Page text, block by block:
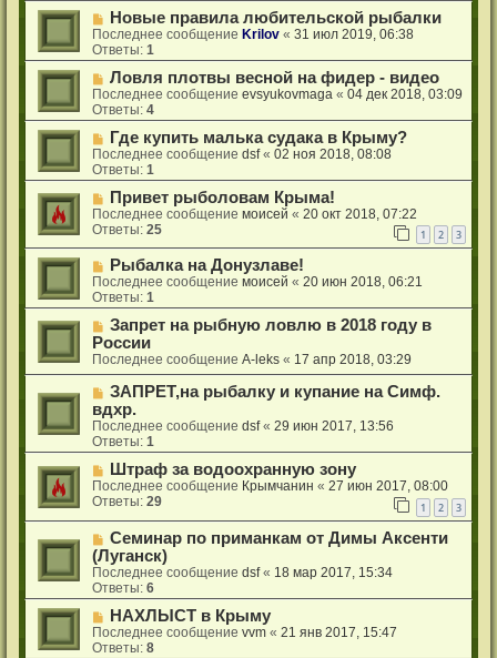
Новые правила любительской рыбалки
Последнее сообщениеKrilov «31 июл 2019, 06:38
Ответы:1
Ловля плотвы весной на фидер - видео
Последнее сообщениеevsyukovmaga «04 дек 2018, 03:09
Ответы:4
Где купить малька судака в Крыму?
Последнее сообщениеdsf«02 ноя 2018, 08:08
Ответы:1
Привет рыболовам Крыма!
Последнее сообщениемоисей «20 окт 2018, 07:22
Ответы:25 1 2 3
Рыбалка на Донузлаве!
Последнее сообщениемоисей «20 июн 2018, 06:21
Ответы:1
Запрет на рыбную ловлю в 2018 году в
России
Последнее сообщениеA-leks « 17 апр 2018, 03:29
ЗАПРЕТ,на рыбалку и купание на Симф.
вдхр.
Последнее сообщениеdsf«29 июн 2017, 13:56
Ответы:1
Штраф за водоохранную зону
Последнее сообщение Крымчанин «27 июн 2017, 08:00
Ответы:29 1 2 3
Семинар по приманкам от Димы Аксенти
(Луганск)
Последнее сообщениеdsf« 18 мар 2017, 15:34
Ответы:6
НАХЛЫСТ в Крыму
Последнее сообщениеvvm «21 янв 2017, 15:47
Ответы:8